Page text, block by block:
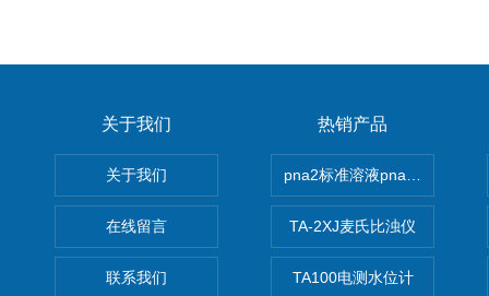
关于我们
关于我们
在线留言
联系我们
热销产品
pna2标准溶液pna3 pna4
TA-2XJ麦氏比浊仪
TA100电测水位计